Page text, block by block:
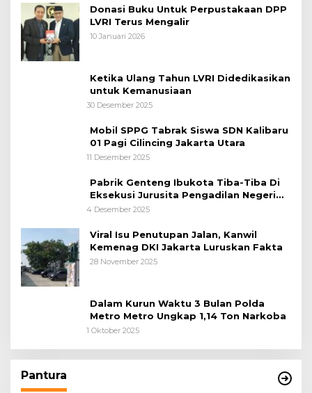
Donasi Buku Untuk Perpustakaan DPP
LVRI Terus Mengalir
10 Januari 2026
Ketika Ulang Tahun LVRI Didedikasikan
untuk Kemanusiaan
30 Desember 2025
Mobil SPPG Tabrak Siswa SDN Kalibaru
01 Pagi Cilincing Jakarta Utara
11 Desember 2025
Pabrik Genteng Ibukota Tiba-Tiba Di
Eksekusi Jurusita Pengadilan Negeri
Tangerang, Diduga Cacat Hukum Sejak
4 Desember 2025
Viral Isu Penutupan Jalan, Kanwil
Kemenag DKI Jakarta Luruskan Fakta
28 November 2025
Dalam Kurun Waktu 3 Bulan Polda
Metro Metro Ungkap 1,14 Ton Narkoba
1 Oktober 2025
Pantura